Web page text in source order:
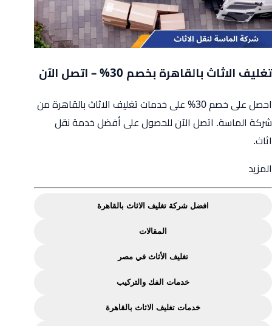
تغليف الاثاث بالقاهرة بخصم 30% – اتصل الآن
احصل على خصم 30% على خدمات تغليف الاثاث بالقاهرة من
شركة الماسة. اتصل الآن للحصول على أفضل خدمة نقل
اثاث.
المزيد
افضل شركة تغليف الاثاث بالقاهرة
المقالات
تغليف الأثاث في مصر
خدمات الفك والتركيب
خدمات تغليف الاثاث بالقاهرة